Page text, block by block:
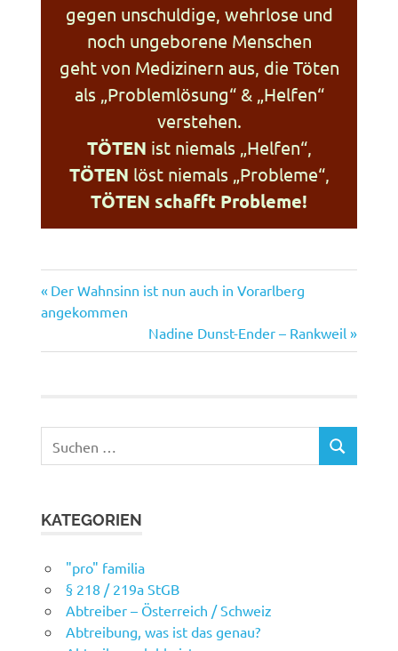
gegen unschuldige, wehrlose und
noch ungeborene Menschen
geht von Medizinern aus, die Töten
als „Problemlösung“ & „Helfen“
verstehen.
TÖTEN ist niemals „Helfen“,
TÖTEN löst niemals „Probleme“,
TÖTEN schafft Probleme!
Beitragsnavigation
Vorheriger
Beitrag:
Der Wahnsinn ist nun auch in Vorarlberg
angekommen
Nächster
Beitrag:
Nadine Dunst-Ender – Rankweil
nach:
SUCHEN
KATEGORIEN
"pro" familia
§ 218 / 219a StGB
Abtreiber – Österreich / Schweiz
Abtreibung, was ist das genau?